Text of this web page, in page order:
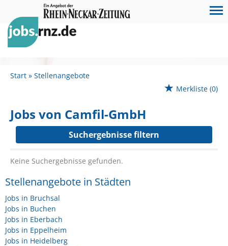
Start
Stellenangebote
Merkliste (0)
Jobs von Camfil-GmbH
Suchergebnisse filtern
Keine Suchergebnisse gefunden.
Stellenangebote in Städten
Jobs in Bruchsal
Jobs in Buchen
Jobs in Eberbach
Jobs in Eppelheim
Jobs in Heidelberg